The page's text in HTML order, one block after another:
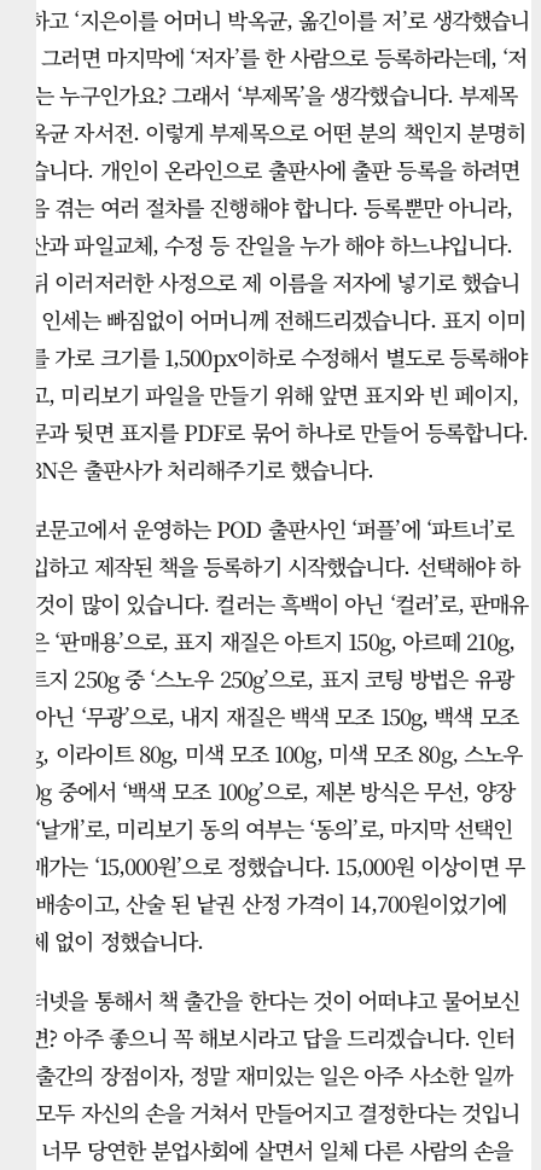
인하고 ‘지은이를 어머니 박옥균, 옮긴이를 저’로 생각했습니
다. 그러면 마지막에 ‘저자’를 한 사람으로 등록하라는데, ‘저
자’는 누구인가요? 그래서 ‘부제목’을 생각했습니다. 부제목
박옥균 자서전. 이렇게 부제목으로 어떤 분의 책인지 분명히
했습니다. 개인이 온라인으로 출판사에 출판 등록을 하려면
처음 겪는 여러 절차를 진행해야 합니다. 등록뿐만 아니라,
정산과 파일교체, 수정 등 잔일을 누가 해야 하느냐입니다.
앞뒤 이러저러한 사정으로 제 이름을 저자에 넣기로 했습니
다. 인세는 빠짐없이 어머니께 전해드리겠습니다. 표지 이미
지를 가로 크기를 1,500px이하로 수정해서 별도로 등록해야
하고, 미리보기 파일을 만들기 위해 앞면 표지와 빈 페이지,
본문과 뒷면 표지를 PDF로 묶어 하나로 만들어 등록합니다.
ISBN은 출판사가 처리해주기로 했습니다.
교보문고에서 운영하는 POD 출판사인 ‘퍼플’에 ‘파트너’로
가입하고 제작된 책을 등록하기 시작했습니다. 선택해야 하
는 것이 많이 있습니다. 컬러는 흑백이 아닌 ‘컬러’로, 판매유
형은 ‘판매용’으로, 표지 재질은 아트지 150g, 아르떼 210g,
아트지 250g 중 ‘스노우 250g’으로, 표지 코팅 방법은 유광
이 아닌 ‘무광’으로, 내지 재질은 백색 모조 150g, 백색 모조
80g, 이라이트 80g, 미색 모조 100g, 미색 모조 80g, 스노우
100g 중에서 ‘백색 모조 100g’으로, 제본 방식은 무선, 양장
중 ‘날개’로, 미리보기 동의 여부는 ‘동의’로, 마지막 선택인
판매가는 ‘15,000원’으로 정했습니다. 15,000원 이상이면 무
료 배송이고, 산술 된 낱권 산정 가격이 14,700원이었기에
지체 없이 정했습니다.
인터넷을 통해서 책 출간을 한다는 것이 어떠냐고 물어보신
다면? 아주 좋으니 꼭 해보시라고 답을 드리겠습니다. 인터
넷 출간의 장점이자, 정말 재미있는 일은 아주 사소한 일까
지 모두 자신의 손을 거쳐서 만들어지고 결정한다는 것입니
다. 너무 당연한 분업사회에 살면서 일체 다른 사람의 손을